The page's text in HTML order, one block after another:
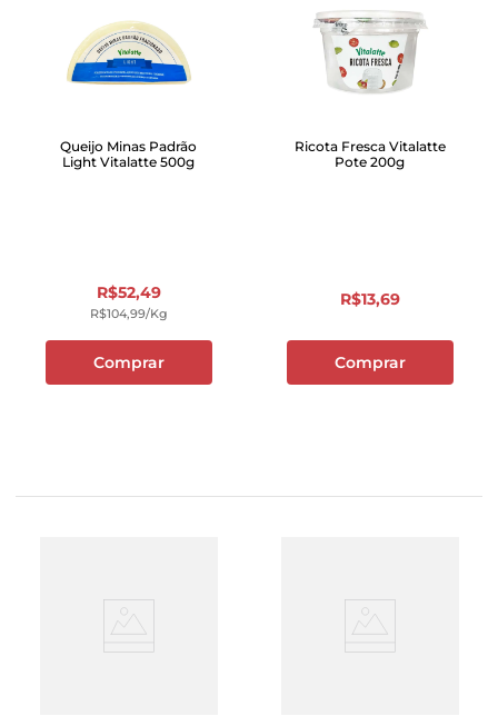
Queijo Minas Padrão
Light Vitalatte 500g
R$52,49
R$104,99/kg
Comprar
Ricota Fresca Vitalatte
Pote 200g
R$13,69
Comprar